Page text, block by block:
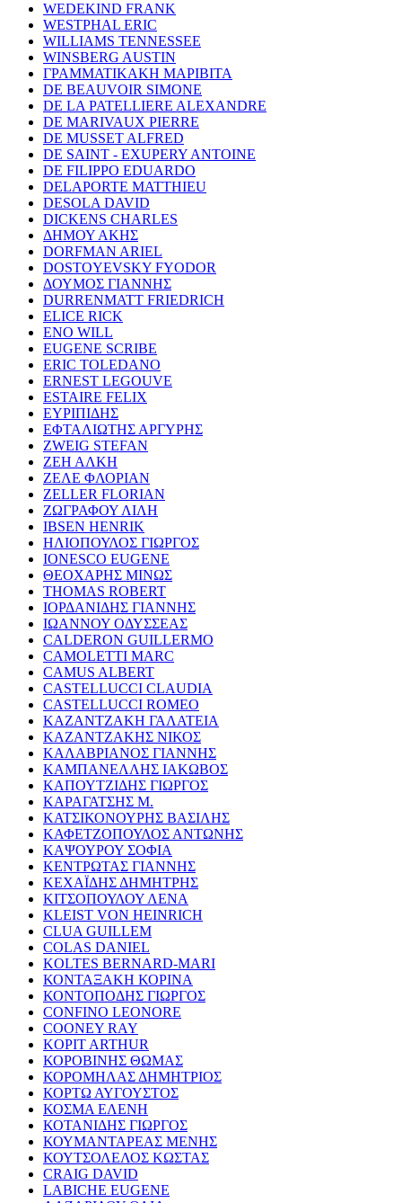
WEDEKIND FRANK
WESTPHAL ERIC
WILLIAMS TENNESSEE
WINSBERG AUSTIN
ΓΡΑΜΜΑΤΙΚΑΚΗ ΜΑΡΙΒΙΤΑ
DE BEAUVOIR SIMONE
DE LA PATELLIERE ALEXANDRE
DE MARIVAUX PIERRE
DE MUSSET ALFRED
DE SAINT - EXUPERY ANTOINE
DE FILIPPO EDUARDO
DELAPORTE MATTHIEU
DESOLA DAVID
DICKENS CHARLES
ΔΗΜΟΥ ΑΚΗΣ
DORFMAN ARIEL
DOSTOYEVSKY FYODOR
ΔΟΥΜΟΣ ΓΙΑΝΝΗΣ
DURRENMATT FRIEDRICH
ELICE RICK
ENO WILL
EUGENE SCRIBE
ERIC TOLEDANO
ERNEST LEGOUVE
ESTAIRE FELIX
ΕΥΡΙΠΙΔΗΣ
ΕΦΤΑΛΙΩΤΗΣ ΑΡΓΥΡΗΣ
ZWEIG STEFAN
ΖΕΗ ΑΛΚΗ
ΖΕΛΕ ΦΛΟΡΙΑΝ
ZELLER FLORIAN
ΖΩΓΡΑΦΟΥ ΛΙΛΗ
IBSEN HENRIK
ΗΛΙΟΠΟΥΛΟΣ ΓΙΩΡΓΟΣ
IONESCO EUGENE
ΘΕΟΧΑΡΗΣ ΜΙΝΩΣ
THOMAS ROBERT
ΙΟΡΔΑΝΙΔΗΣ ΓΙΑΝΝΗΣ
ΙΩΑΝΝΟΥ ΟΔΥΣΣΕΑΣ
CALDERON GUILLERMO
CAMOLETTI MARC
CAMUS ALBERT
CASTELLUCCI CLAUDIA
CASTELLUCCI ROMEO
ΚΑΖΑΝΤΖΑΚΗ ΓΑΛΑΤΕΙΑ
ΚΑΖΑΝΤΖΑΚΗΣ ΝΙΚΟΣ
ΚΑΛΑΒΡΙΑΝΟΣ ΓΙΑΝΝΗΣ
ΚΑΜΠΑΝΕΛΛΗΣ ΙΑΚΩΒΟΣ
ΚΑΠΟΥΤΖΙΔΗΣ ΓΙΩΡΓΟΣ
ΚΑΡΑΓΑΤΣΗΣ Μ.
ΚΑΤΣΙΚΟΝΟΥΡΗΣ ΒΑΣΙΛΗΣ
ΚΑΦΕΤΖΟΠΟΥΛΟΣ ΑΝΤΩΝΗΣ
ΚΑΨΟΥΡΟΥ ΣΟΦΙΑ
ΚΕΝΤΡΩΤΑΣ ΓΙΑΝΝΗΣ
ΚΕΧΑΪΔΗΣ ΔΗΜΗΤΡΗΣ
ΚΙΤΣΟΠΟΥΛΟΥ ΛΕΝΑ
KLEIST VON HEINRICH
CLUA GUILLEM
COLAS DANIEL
KOLTES BERNARD-MARI
ΚΟΝΤΑΞΑΚΗ ΚΟΡΙΝΑ
ΚΟΝΤΟΠΟΔΗΣ ΓΙΩΡΓΟΣ
CONFINO LEONORE
COONEY RAY
KOPIT ARTHUR
ΚΟΡΟΒΙΝΗΣ ΘΩΜΑΣ
ΚΟΡΟΜΗΛΑΣ ΔΗΜΗΤΡΙΟΣ
ΚΟΡΤΩ ΑΥΓΟΥΣΤΟΣ
ΚΟΣΜΑ ΕΛΕΝΗ
ΚΟΤΑΝΙΔΗΣ ΓΙΩΡΓΟΣ
ΚΟΥΜΑΝΤΑΡΕΑΣ ΜΕΝΗΣ
ΚΟΥΤΣΟΛΕΛΟΣ ΚΩΣΤΑΣ
CRAIG DAVID
LABICHE EUGENE